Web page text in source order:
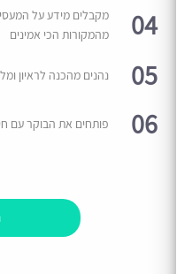
04
מקבלים מידע על
מהמקורות הכי אמינים
05 נהנים מהכנה לראיון
06 פותחים את הבוקר עם